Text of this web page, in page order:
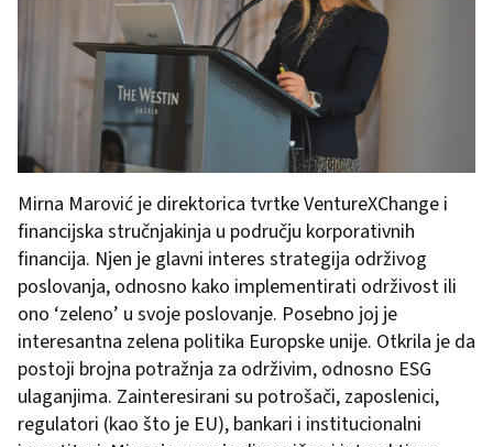
Mirna Marović je direktorica tvrtke VentureXChange i
financijska stručnjakinja u području korporativnih
financija. Njen je glavni interes strategija održivog
poslovanja, odnosno kako implementirati održivost ili
ono ‘zeleno’ u svoje poslovanje. Posebno joj je
interesantna zelena politika Europske unije. Otkrila je da
postoji brojna potražnja za održivim, odnosno ESG
ulaganjima. Zainteresirani su potrošači, zaposlenici,
regulatori (kao što je EU), bankari i institucionalni